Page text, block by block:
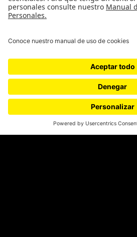
¿Quieres escribir en 070?
cerosetenta@uniandes.edu.co
BOGOTÁ, COLOMBIA